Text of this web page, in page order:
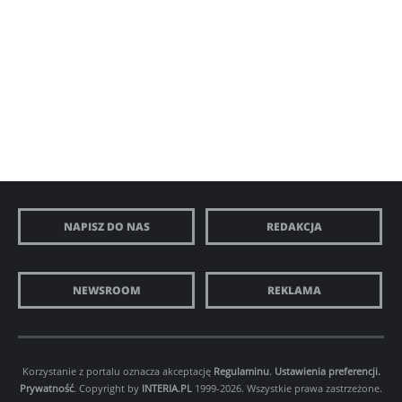
NAPISZ DO NAS REDAKCJA
NEWSROOM REKLAMA
Korzystanie z portalu oznacza akceptację Regulaminu. Ustawienia preferencji.
Prywatność. Copyright by INTERIA.PL 1999-2026. Wszystkie prawa zastrzeżone.